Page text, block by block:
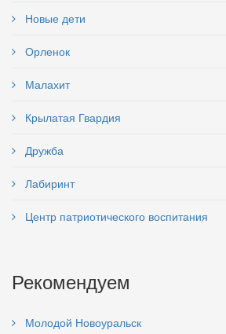
Новые дети
Орленок
Малахит
Крылатая Гвардия
Дружба
Лабиринт
Центр патриотического воспитания
Рекомендуем
Молодой Новоуральск